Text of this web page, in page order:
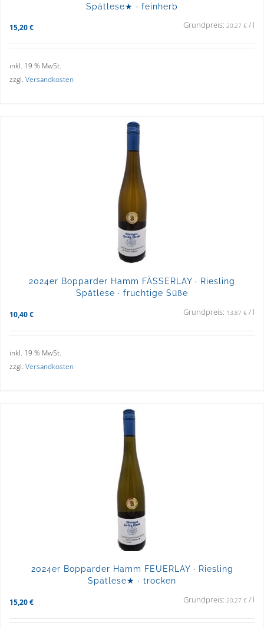
Spätlese★ · feinherb
15,20 € Grundpreis: 20,27 € / l
inkl. 19 % MwSt.
zzgl. Versandkosten
2024er Bopparder Hamm FÄSSERLAY · Riesling
Spätlese · fruchtige Süße
10,40 € Grundpreis: 13,87 € / l
inkl. 19 % MwSt.
zzgl. Versandkosten
2024er Bopparder Hamm FEUERLAY · Riesling
Spätlese★ · trocken
15,20 € Grundpreis: 20,27 € / l